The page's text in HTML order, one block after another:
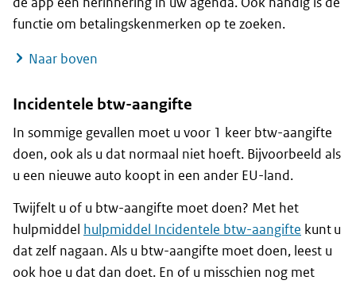
functie om betalingskenmerken op te zoeken.
Naar boven
Incidentele btw-aangifte
In sommige gevallen moet u voor 1 keer btw-aangifte
doen, ook als u dat normaal niet hoeft. Bijvoorbeeld als
u een nieuwe auto koopt in een ander EU-land.
Twijfelt u of u btw-aangifte moet doen? Met het
hulpmiddel hulpmiddel Incidentele btw-aangifte kunt u
dat zelf nagaan. Als u btw-aangifte moet doen, leest u
ook hoe u dat dan doet. En of u misschien nog met